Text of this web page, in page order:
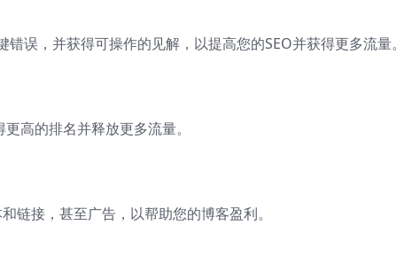
误，并获得可操作的见解，以提高您的SEO并获得更多流量。
高的排名并释放更多流量。
链接，甚至广告，以帮助您的博客盈利。